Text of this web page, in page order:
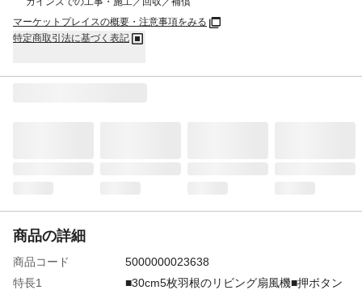
マーケットプレイスの概要・注意事項をみる
特定商取引法に基づく表記
商品の詳細
商品コード
5000000023638
特長1
■30cm5枚羽根のリビング扇風機■押ボタン